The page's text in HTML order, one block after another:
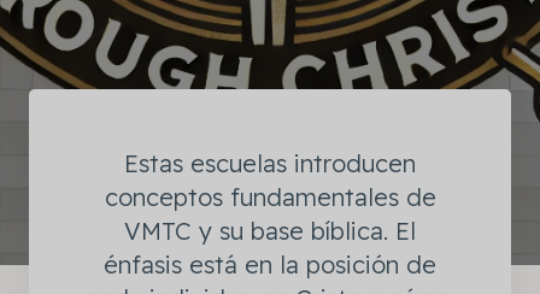
Estas escuelas introducen
conceptos fundamentales de
VMTC y su base bíblica. El
énfasis está en la posición de